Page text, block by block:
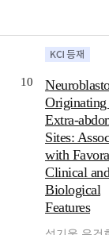
10
Extra-
Sites:
with
Clinical and
Biological
Features